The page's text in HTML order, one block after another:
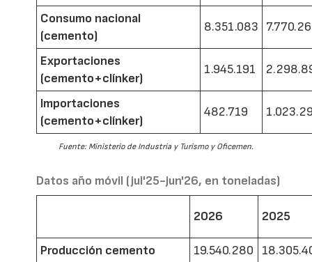
Consumo nacional
(cemento)
8.351.083
Exportaciones
(cemento+clínker)
1.945.191
Importaciones
(cemento+clínker)
482.719
Fuente: Ministerio de Industria y Turismo y Oficemen.
Datos año móvil (jul'25-jun'26, en toneladas)
2026 2025
Producción cemento 19.540.280